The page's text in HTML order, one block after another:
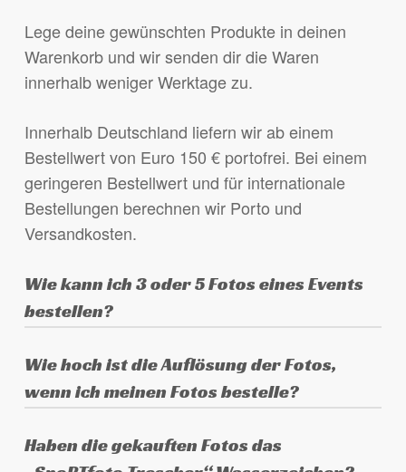
gewählt
werden
Lege deine gewünschten Produkte in deinen
Warenkorb und wir senden dir die Waren
innerhalb weniger Werktage zu.
Innerhalb Deutschland liefern wir ab einem
Bestellwert von Euro 150 € portofrei. Bei einem
geringeren Bestellwert und für internationale
Bestellungen berechnen wir Porto und
Versandkosten.
Wie kann ich 3 oder 5 Fotos eines Events
bestellen?
Lege eines der gewünschten Fotos in den
Warenkorb, wähle das Produkt aus (3 oder 5
Fotos eines Events) und schreibe die
anderen gewünschten Fotos in das Feld
„Anmerkungen zur Bestellung“ am Ende des
Wie hoch ist die Auflösung der Fotos,
wenn ich meinen Fotos bestelle?
Die Fotos sind in der Originalauflösung der
Haben die gekauften Fotos das